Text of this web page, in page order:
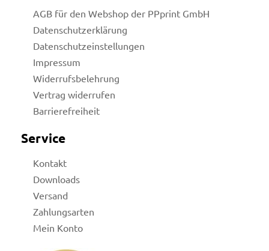
AGB für den Webshop der PPprint GmbH
Datenschutzerklärung
Datenschutzeinstellungen
Impressum
Widerrufsbelehrung
Vertrag widerrufen
Barrierefreiheit
Service
Kontakt
Downloads
Versand
Zahlungsarten
Mein Konto